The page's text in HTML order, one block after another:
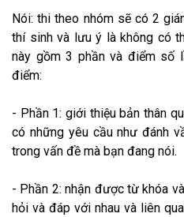
Nói: thi theo nhóm sẽ có 2
thí sinh và lưu ý là không có
này gồm 3 phần và điểm số
điểm:
- Phần 1: giới thiệu bản thân
có những yêu cầu như đánh
trong vấn đề mà bạn đang nói.
- Phần 2: nhận được từ khóa
hỏi và đáp với nhau và liên